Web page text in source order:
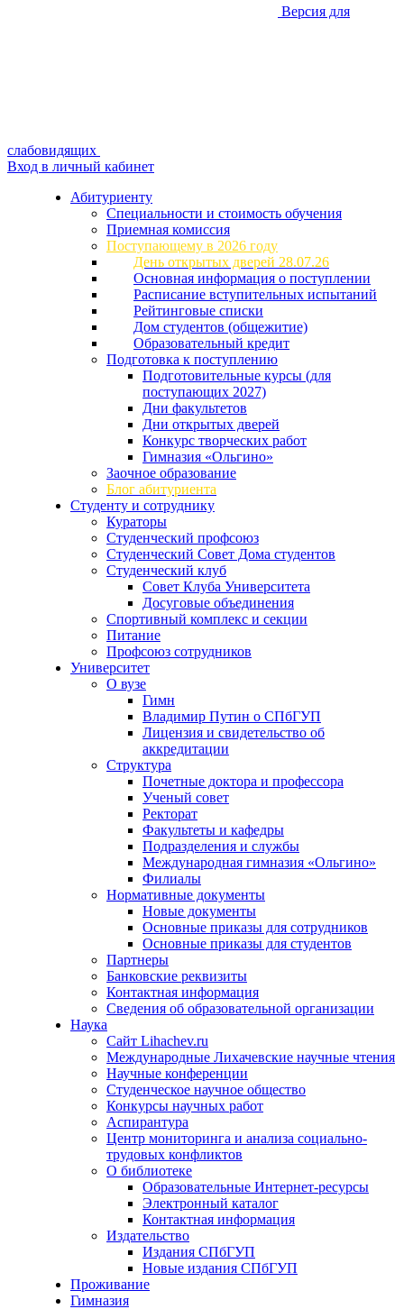
Версия для
слабовидящих
Вход в личный кабинет
Абитуриенту
Специальности и стоимость обучения
Приемная комиссия
Поступающему в 2026 году
День открытых дверей 28.07.26
Основная информация о поступлении
Расписание вступительных испытаний
Рейтинговые списки
Дом студентов (общежитие)
Образовательный кредит
Подготовка к поступлению
Подготовительные курсы (для
поступающих 2027)
Дни факультетов
Дни открытых дверей
Конкурс творческих работ
Гимназия «Ольгино»
Заочное образование
Блог абитуриента
Студенту и сотруднику
Кураторы
Студенческий профсоюз
Студенческий Совет Дома студентов
Студенческий клуб
Совет Клуба Университета
Досуговые объединения
Спортивный комплекс и секции
Питание
Профсоюз сотрудников
Университет
О вузе
Гимн
Владимир Путин о СПбГУП
Лицензия и свидетельство об
аккредитации
Структура
Почетные доктора и профессора
Ученый совет
Ректорат
Факультеты и кафедры
Подразделения и службы
Международная гимназия «Ольгино»
Филиалы
Нормативные документы
Новые документы
Основные приказы для сотрудников
Основные приказы для студентов
Партнеры
Банковские реквизиты
Контактная информация
Сведения об образовательной организации
Наука
Сайт Lihachev.ru
Международные Лихачевские научные чтения
Научные конференции
Студенческое научное общество
Конкурсы научных работ
Аспирантура
Центр мониторинга и анализа социально-
трудовых конфликтов
О библиотеке
Образовательные Интернет-ресурсы
Электронный каталог
Контактная информация
Издательство
Издания СПбГУП
Новые издания СПбГУП
Проживание
Гимназия